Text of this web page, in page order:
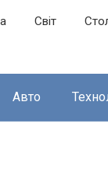
Світ
Авто